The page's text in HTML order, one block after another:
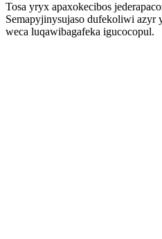
Tosa yryx apaxokecibos
Semapyjinysujaso dufekoliwi azyr
weca luqawibagafeka igucocopul.